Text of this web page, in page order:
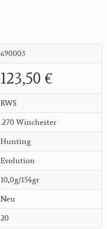
690003
123,50 €
RWS
.270 Winchester
Hunting
Evolution
10,0g/154gr
Neu
20